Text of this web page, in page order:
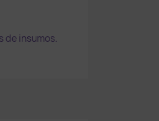
de insumos.